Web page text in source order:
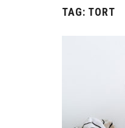
TAG: TORT